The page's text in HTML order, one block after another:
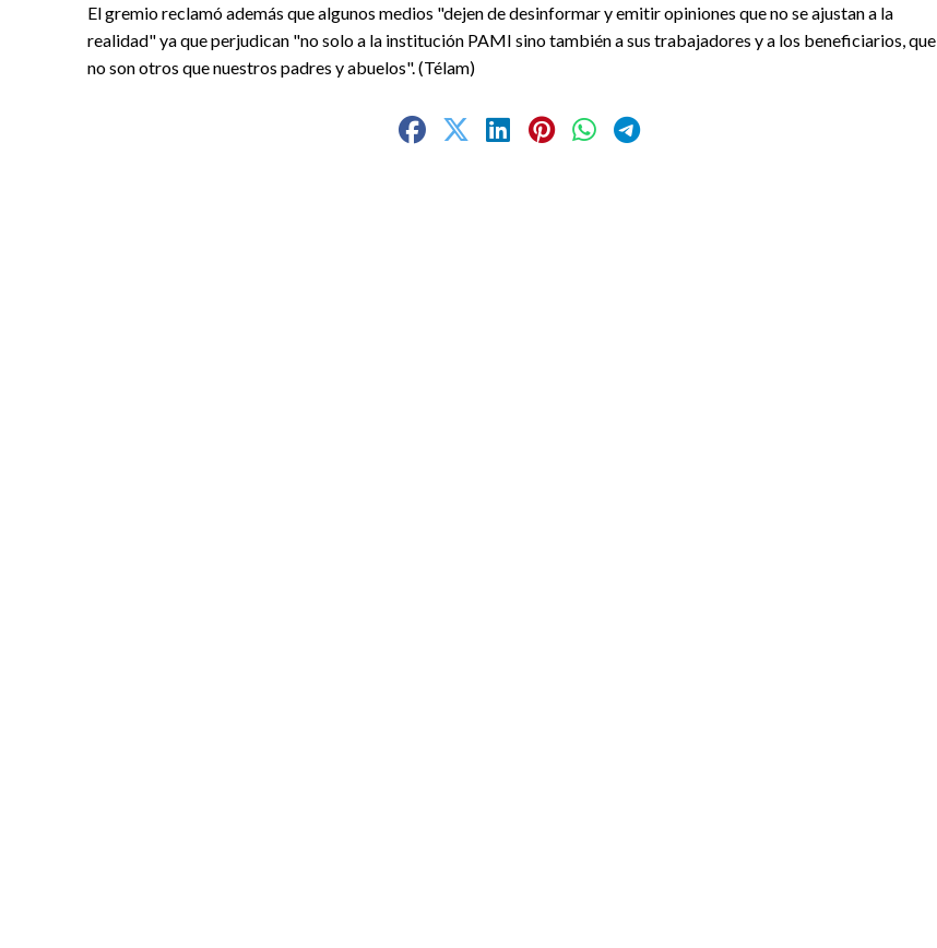
El gremio reclamó además que algunos medios "dejen de desinformar y emitir opiniones que no se ajustan a la
realidad" ya que perjudican "no solo a la institución PAMI sino también a sus trabajadores y a los beneficiarios, que
no son otros que nuestros padres y abuelos". (Télam)